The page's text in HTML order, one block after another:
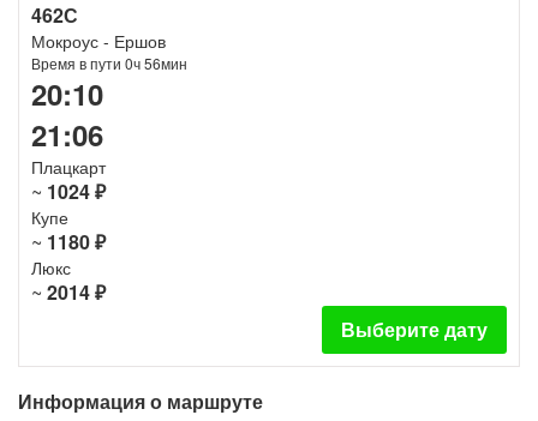
462С
Мокроус - Ершов
Время в пути 0ч 56мин
20:10
21:06
Плацкарт
~ 1024 ₽
Купе
~ 1180 ₽
Люкс
~ 2014 ₽
Выберите дату
Информация о маршруте